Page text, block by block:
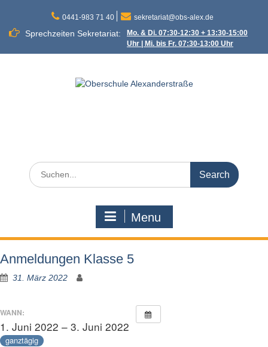
content
0441-983 71 40 sekretariat@obs-alex.de
Sprechzeiten Sekretariat:
Mo. & Di. 07:30-12:30 + 13:30-15:00
Uhr | Mi. bis Fr. 07:30-13:00 Uhr
Search
for:
Menu
Anmeldungen Klasse 5
31. März 2022
WANN:
1. Juni 2022 – 3. Juni 2022
ganztägig